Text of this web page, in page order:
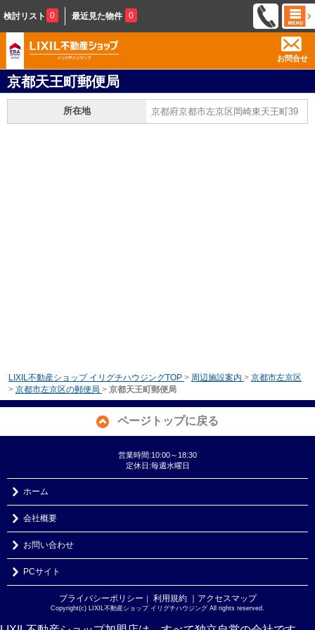
検討リスト 0 最近見た物件 0
お問合せ
京都天王町郵便局
所在地 京都府京都市左京区岡崎東天王町39
LIXIL不動産ショップ イリグチハウジングTOP > 周辺施設案内 > 京都市左京区
> 京都市左京区の郵便局 > 京都天王町郵便局
ページトップに戻る
営業時間:10:00～18:30
定休日:毎週水曜日
ホーム
会社概要
お問い合わせ
PCサイト
プライバシーポリシー ｜ 利用規約 ｜アクセスマップ
Copyright(c) LIXIL不動産ショップ イリグチハウジング All rights reserved.